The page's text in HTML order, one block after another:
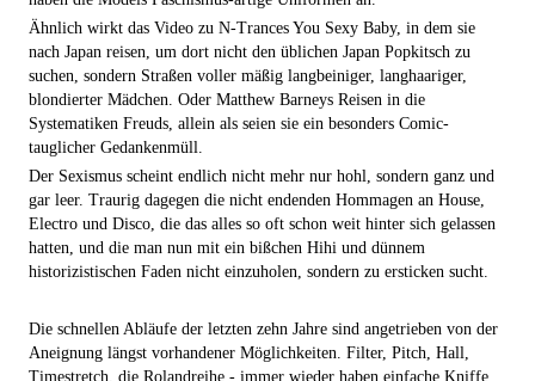
Ähnlich wirkt das Video zu N-Trances You Sexy Baby, in dem sie
nach Japan reisen, um dort nicht den üblichen Japan Popkitsch zu
suchen, sondern Straßen voller mäßig langbeiniger, langhaariger,
blondierter Mädchen. Oder Matthew Barneys Reisen in die
Systematiken Freuds, allein als seien sie ein besonders Comic-
tauglicher Gedankenmüll.
Der Sexismus scheint endlich nicht mehr nur hohl, sondern ganz und
gar leer. Traurig dagegen die nicht endenden Hommagen an House,
Electro und Disco, die das alles so oft schon weit hinter sich gelassen
hatten, und die man nun mit ein bißchen Hihi und dünnem
historizistischen Faden nicht einzuholen, sondern zu ersticken sucht.
Die schnellen Abläufe der letzten zehn Jahre sind angetrieben von der
Aneignung längst vorhandener Möglichkeiten. Filter, Pitch, Hall,
Timestretch, die Rolandreihe - immer wieder haben einfache Kniffe